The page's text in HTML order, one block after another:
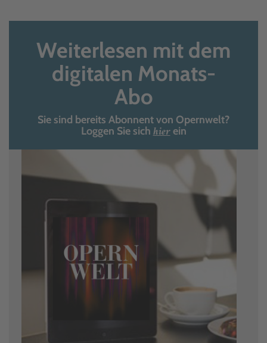
Weiterlesen mit dem
digitalen Monats-
Abo
Sie sind bereits Abonnent von Opernwelt?
Loggen Sie sich hierein